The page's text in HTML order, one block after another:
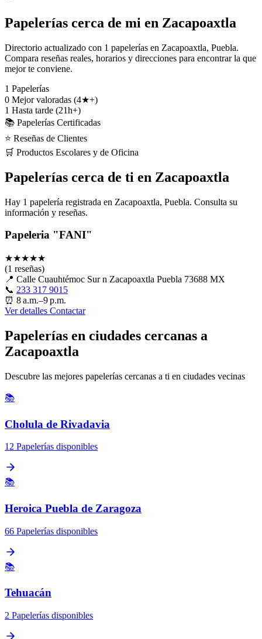
Papelerías cerca de mi en Zacapoaxtla
Directorio actualizado con 1 papelerías en Zacapoaxtla, Puebla.
Compara reseñas reales, horarios y direcciones para encontrar la que
mejor te conviene.
1 Papelerías
0 Mejor valoradas (4★+)
1 Hasta tarde (21h+)
📚 Papelerías Certificadas
⭐ Reseñas de Clientes
🛒 Productos Escolares y de Oficina
Papelerías cerca de ti en Zacapoaxtla
Hay 1 papelería registrada en Zacapoaxtla, Puebla. Consulta su
información y reseñas.
Papeleria "FANI"
★★★★★
(1 reseñas)
📍 Calle Cuauhtémoc Sur n Zacapoaxtla Puebla 73688 MX
📞 233 317 9015
⏰ 8 a.m.–9 p.m.
Ver detalles Contactar
Papelerías en ciudades cercanas a
Zacapoaxtla
Descubre las mejores papelerías cercanas a ti en ciudades vecinas
📚
Cholula de Rivadavia
12 Papelerías disponibles
📚
Heroica Puebla de Zaragoza
66 Papelerías disponibles
📚
Tehuacán
2 Papelerías disponibles